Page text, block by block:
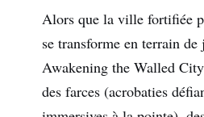
Alors que la ville fortifiée
se transforme en terrain
Awakening the Walled
des farces (acrobaties